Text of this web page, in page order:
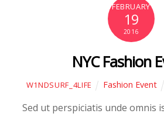
FEBRUARY
19
2016
NYC Fashion
W1NDSURF_4LIFE Fashion Event
Sed ut perspiciatis unde omnis